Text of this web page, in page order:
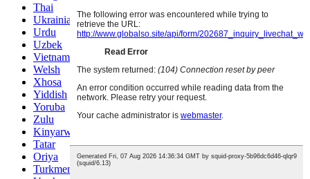
Thai
Ukrainian
Urdu
Uzbek
Vietnamese
Welsh
Xhosa
Yiddish
Yoruba
Zulu
Kinyarwanda
Tatar
Oriya
Turkmen